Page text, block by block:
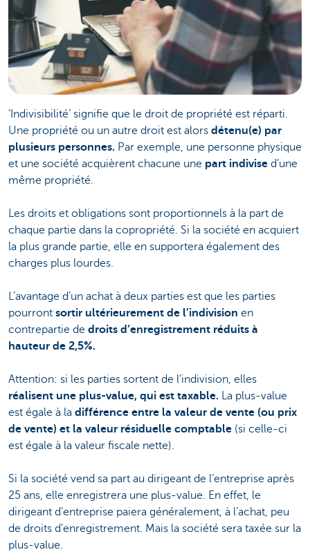
‘Indivisibilité’ signifie que le droit de propriété est réparti.
Une propriété ou un autre droit est alors détenu(e) par
plusieurs personnes. Par exemple, une personne physique
et une société acquièrent chacune une part indivise d’une
même propriété.
Les droits et obligations sont proportionnels à la part de
chaque partie dans la copropriété. Si la société en acquiert
la plus grande partie, elle en supportera également des
charges plus lourdes.
L’avantage d’un achat à deux parties est que les parties
pourront sortir ultérieurement de l’indivision en
contrepartie de droits d’enregistrement réduits à
hauteur de 2,5%.
Attention: si les parties sortent de l’indivision, elles
réalisent une plus-value, qui est taxable. La plus-value
est égale à la différence entre la valeur de vente (ou prix
de vente) et la valeur résiduelle comptable (si celle-ci
est égale à la valeur fiscale nette).
Si la société vend sa part au dirigeant de l’entreprise après
25 ans, elle enregistrera une plus-value. En effet, le
dirigeant d’entreprise paiera généralement, à l’achat, peu
de droits d’enregistrement. Mais la société sera taxée sur la
plus-value.